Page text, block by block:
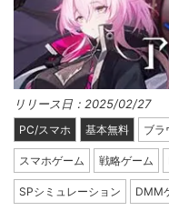
リリース日：2025/02/27
PC/スマホ 基本無料 ブラ
スマホゲーム 戦略ゲーム
SPシミュレーション DMM